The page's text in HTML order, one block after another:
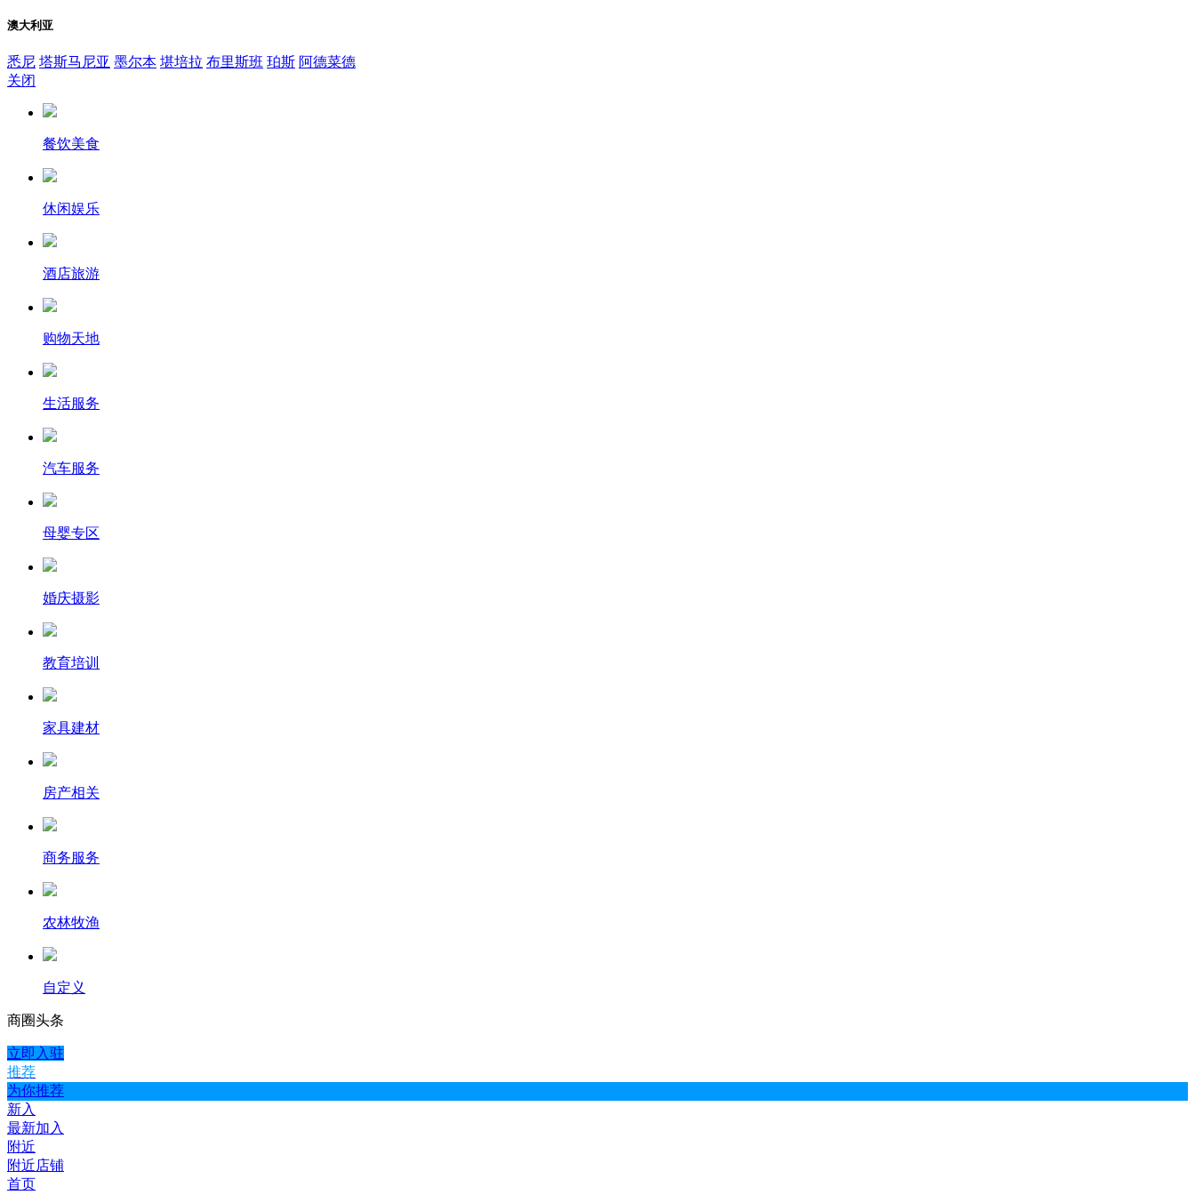
澳大利亚
悉尼 塔斯马尼亚 墨尔本 堪培拉 布里斯班 珀斯 阿德菜德
关闭
餐饮美食
休闲娱乐
酒店旅游
购物天地
生活服务
汽车服务
母婴专区
婚庆摄影
教育培训
家具建材
房产相关
商务服务
农林牧渔
自定义
商圈头条
立即入驻
推荐
为你推荐
新入
最新加入
附近
附近店铺
首页